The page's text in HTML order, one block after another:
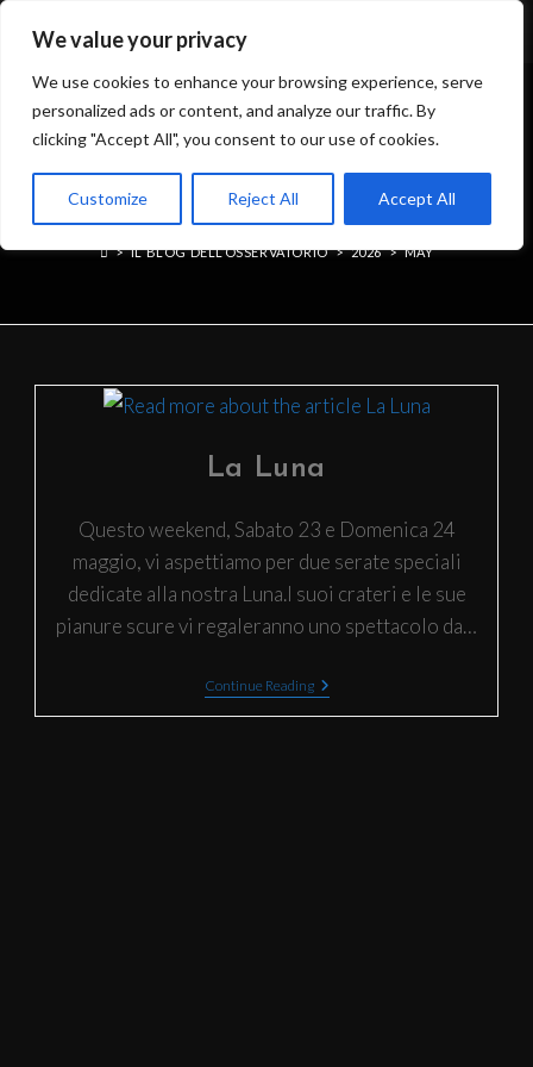
We value your privacy
We use cookies to enhance your browsing experience, serve
personalized ads or content, and analyze our traffic. By
clicking "Accept All", you consent to our use of cookies.
Customize Reject All Accept All
MONTHLY ARCHIVES:
MAY 2026
> IL BLOG DELL’OSSERVATORIO > 2026 > MAY
La Luna
Questo weekend, Sabato 23 e Domenica 24
maggio, vi aspettiamo per due serate speciali
dedicate alla nostra Luna.I suoi crateri e le sue
pianure scure vi regaleranno uno spettacolo da…
Continue Reading